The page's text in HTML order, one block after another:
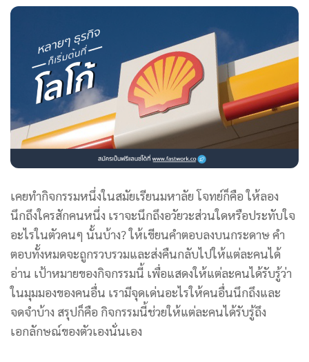
เคยทำกิจกรรมหนึ่งในสมัยเรียนมหาลัย โจทย์ก็คือ ให้ลอง
นึกถึงใครสักคนหนึ่ง เราจะนึกถึงอวัยวะส่วนใดหรือประทับใจ
อะไรในตัวคนๆ นั้นบ้าง? ให้เขียนคำตอบลงบนกระดาษ คำ
ตอบทั้งหมดจะถูกรวบรวมและส่งคืนกลับไปให้แต่ละคนได้
อ่าน เป้าหมายของกิจกรรมนี้ เพื่อแสดงให้แต่ละคนได้รับรู้ว่า
ในมุมมองของคนอื่น เรามีจุดเด่นอะไรให้คนอื่นนึกถึงและ
จดจำบ้าง สรุปก็คือ กิจกรรมนี้ช่วยให้แต่ละคนได้รับรู้ถึง
เอกลักษณ์ของตัวเองนั่นเอง